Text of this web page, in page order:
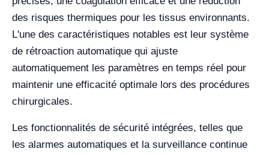
des risques thermiques pour les tissus environnants.
L'une des caractéristiques notables est leur système
de rétroaction automatique qui ajuste
automatiquement les paramètres en temps réel pour
maintenir une efficacité optimale lors des procédures
chirurgicales.
Les fonctionnalités de sécurité intégrées, telles que
les alarmes automatiques et la surveillance continue